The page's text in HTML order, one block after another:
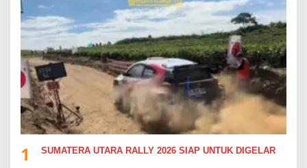
1 SUMATERA UTARA RALLY 2026 SIAP UNTUK DIGELAR